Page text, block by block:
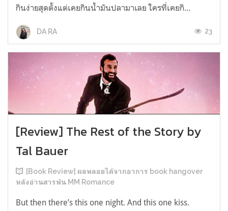
กินง่ายสุดตั้งแต่เคยกินน้ำมันปลามาเลย ใครที่เคยกิ...
DA RA 23
[Review] The Rest of the Story by
Tal Bauer
[Book Review] ผลพลอยได้จากอาการ book hangover
หลังอ่านสารพัน MM Romance
But then there’s this one night. And this one kiss.